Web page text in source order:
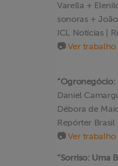
Varella +
sonoras +
ICL Notícias |
📷Ver trabalho
“Ogronegócio:
Daniel
Débora de
Repórter
📷Ver trabalho
“Sorriso: Uma